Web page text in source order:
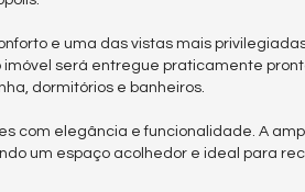
e uma das vistas mais
será entregue praticamente
dormitórios e banheiros.
com elegância e funcionalidade. A
um espaço acolhedor e ideal para